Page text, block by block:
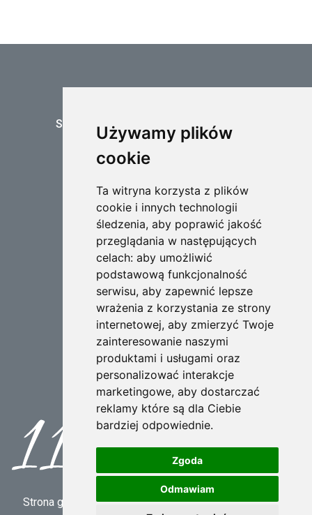
Używamy plików
cookie
Ta witryna korzysta z plików
cookie i innych technologii
śledzenia, aby poprawić jakość
przeglądania w następujących
celach: aby umożliwić
podstawową funkcjonalność
serwisu, aby zapewnić lepsze
wrażenia z korzystania ze strony
internetowej, aby zmierzyć Twoje
zainteresowanie naszymi
produktami i usługami oraz
personalizować interakcje
marketingowe, aby dostarczać
reklamy które są dla Ciebie
bardziej odpowiednie.
Zgoda
Odmawiam
Skontaktuj się z nami o dowolnej porze
FORMULARZ KONTAKTOWY
Zadzwoń do nas
+48 722 007 117
Napisz do nas
dedal@dedal.eu
Obserwuj nas
Strona główna • O nas • Identyfikacja wydawcy
•